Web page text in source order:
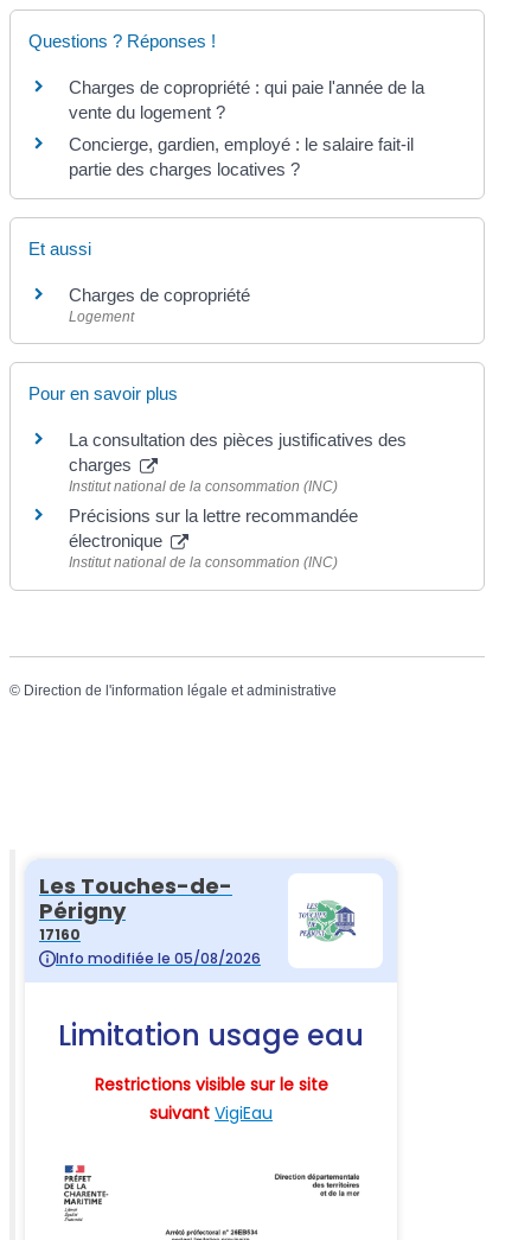
Questions ? Réponses !
Charges de copropriété : qui paie l'année de la
vente du logement ?
Concierge, gardien, employé : le salaire fait-il
partie des charges locatives ?
Et aussi
Charges de copropriété
Logement
Pour en savoir plus
La consultation des pièces justificatives des
charges
Institut national de la consommation (INC)
Précisions sur la lettre recommandée
électronique
Institut national de la consommation (INC)
© Direction de l'information légale et administrative